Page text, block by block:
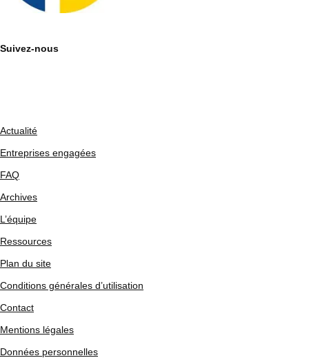
Suivez-nous
Actualité
Entreprises engagées
FAQ
Archives
L’équipe
Ressources
Plan du site
Conditions générales d’utilisation
Contact
Mentions légales
Données personnelles